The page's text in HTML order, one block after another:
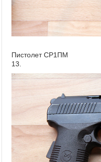
Пистолет СР1ПМ
13.